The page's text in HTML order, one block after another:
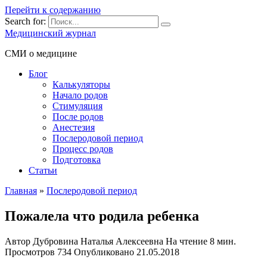
Перейти к содержанию
Search for:
Медицинский журнал
СМИ о медицине
Блог
Калькуляторы
Начало родов
Стимуляция
После родов
Анестезия
Послеродовой период
Процесс родов
Подготовка
Статьи
Главная » Послеродовой период
Пожалела что родила ребенка
Автор Дубровина Наталья Алексеевна На чтение 8 мин.
Просмотров 734 Опубликовано 21.05.2018